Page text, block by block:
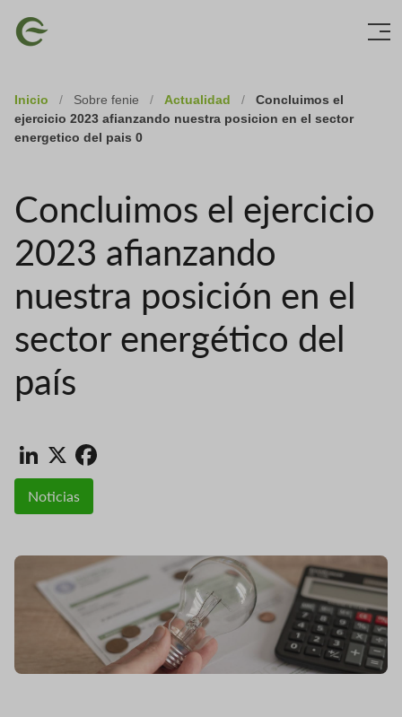
Imagen
Inicio / Sobre fenie / Actualidad /
Concluimos el
ejercicio 2023 afianzando nuestra posicion en el sector
energetico del pais 0
Concluimos el ejercicio
2023 afianzando
nuestra posición en el
sector energético del
país
LinkedIn
X
Noticias